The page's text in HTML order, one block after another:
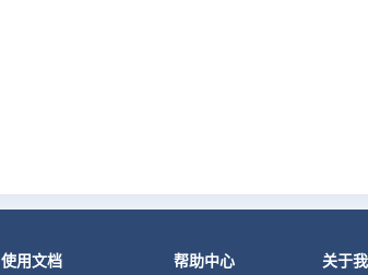
使用文档 帮助中心 关于我